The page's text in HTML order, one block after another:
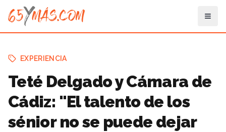
EXPERIENCIA
Teté Delgado y Cámara de
Cádiz: "El talento de los
sénior no se puede dejar